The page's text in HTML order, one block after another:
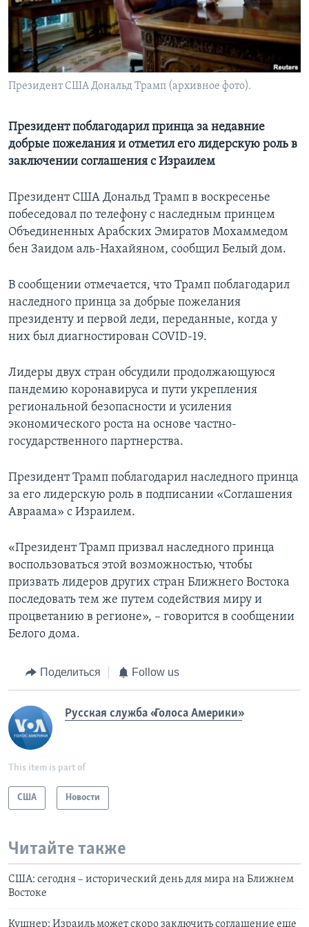
Learning English
СОЦИАЛЬНЫЕ СЕТИ
Языки
Президент США Дональд Трамп (архивное фото).
Президент поблагодарил принца за недавние
добрые пожелания и отметил его лидерскую роль в
заключении соглашения с Израилем
Президент США Дональд Трамп в воскресенье
побеседовал по телефону с наследным принцем
Объединенных Арабских Эмиратов Мохаммедом
бен Заидом аль-Нахайяном, сообщил Белый дом.
В сообщении отмечается, что Трамп поблагодарил
наследного принца за добрые пожелания
президенту и первой леди, переданные, когда у
них был диагностирован COVID-19.
Лидеры двух стран обсудили продолжающуюся
пандемию коронавируса и пути укрепления
региональной безопасности и усиления
экономического роста на основе частно-
государственного партнерства.
Президент Трамп поблагодарил наследного принца
за его лидерскую роль в подписании «Соглашения
Авраама» с Израилем.
«Президент Трамп призвал наследного принца
воспользоваться этой возможностью, чтобы
призвать лидеров других стран Ближнего Востока
последовать тем же путем содействия миру и
процветанию в регионе», – говорится в сообщении
Белого дома.
Поделиться Follow us
Русская служба «Голоса Америки»
This item is part of
США Новости
Читайте также
США: сегодня – исторический день для мира на Ближнем
Востоке
Кушнер: Израиль может скоро заключить соглашение еще